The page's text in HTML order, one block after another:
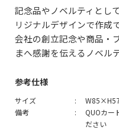
記念品やノベルティとし
リジナルデザインで作成
会社の創立記念や商品・
まへ感謝を伝えるノベル
参考仕様
サイズ
備考
QUOカー
ださい